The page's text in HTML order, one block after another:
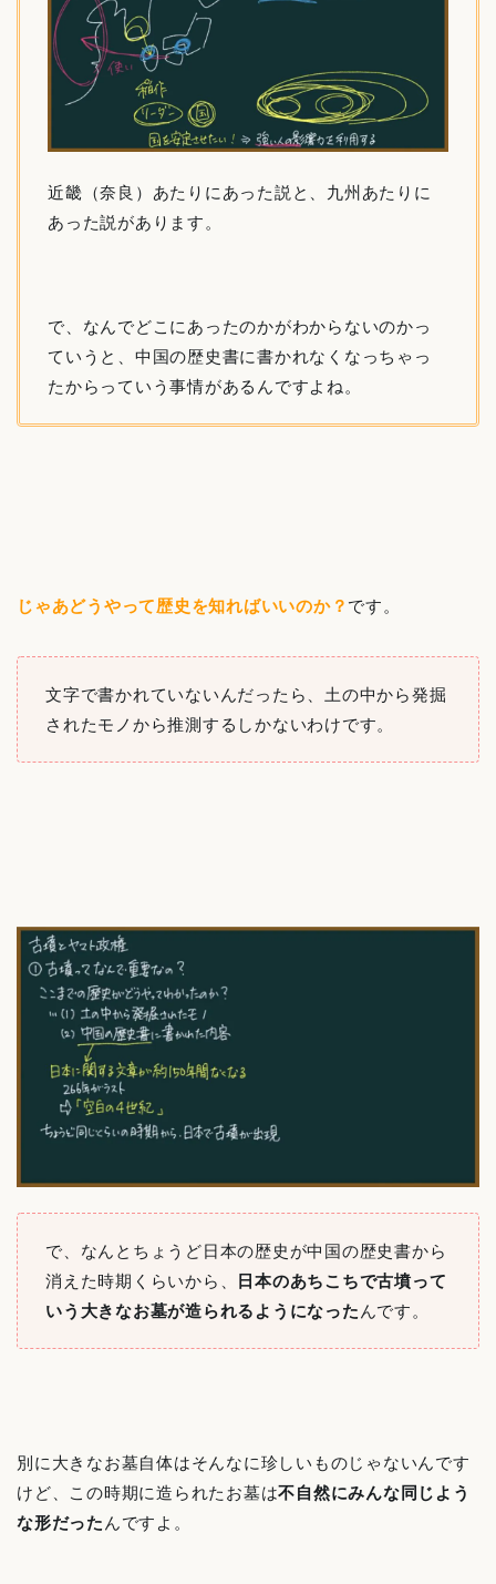
近畿（奈良）あたりにあった説と、九州あたりに
あった説があります。
で、なんでどこにあったのかがわからないのかっ
ていうと、中国の歴史書に書かれなくなっちゃっ
たからっていう事情があるんですよね。
じゃあどうやって歴史を知ればいいのか？ です。
文字で書かれていないんだったら、土の中から発掘
されたモノから推測するしかないわけです。
で、なんとちょうど日本の歴史が中国の歴史書から
消えた時期くらいから、
日本のあちこちで古墳って
いう大きなお墓が造られるようになった んです。
別に大きなお墓自体はそんなに珍しいものじゃないんです
けど、この時期に造られたお墓は不自然にみんな同じよう
な形だった んですよ。